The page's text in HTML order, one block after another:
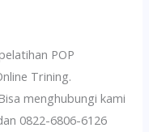
POP
Trining.
menghubungi kami
0822-6806-6126